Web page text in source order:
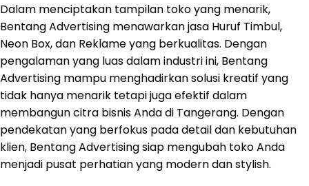
Dalam menciptakan tampilan toko yang menarik,
Bentang Advertising menawarkan jasa Huruf Timbul,
Neon Box, dan Reklame yang berkualitas. Dengan
pengalaman yang luas dalam industri ini, Bentang
Advertising mampu menghadirkan solusi kreatif yang
tidak hanya menarik tetapi juga efektif dalam
membangun citra bisnis Anda di Tangerang. Dengan
pendekatan yang berfokus pada detail dan kebutuhan
klien, Bentang Advertising siap mengubah toko Anda
menjadi pusat perhatian yang modern dan stylish.